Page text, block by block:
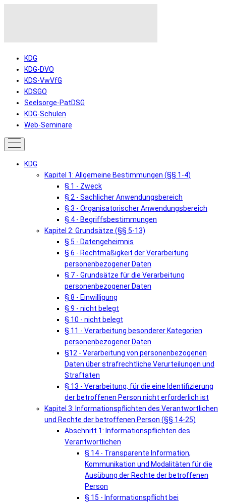
KDG
KDG-DVO
KDS-VwVfG
KDSGO
Seelsorge-PatDSG
KDG-Schulen
Web-Seminare
KDG
Kapitel 1: Allgemeine Bestimmungen (§§ 1-4)
§ 1 - Zweck
§ 2 - Sachlicher Anwendungsbereich
§ 3 - Organisatorischer Anwendungsbereich
§ 4 - Begriffsbestimmungen
Kapitel 2: Grundsätze (§§ 5-13)
§ 5 - Datengeheimnis
§ 6 - Rechtmäßigkeit der Verarbeitung
personenbezogener Daten
§ 7 - Grundsätze für die Verarbeitung
personenbezogener Daten
§ 8 - Einwilligung
§ 9 - nicht belegt
§ 10 - nicht belegt
§ 11 - Verarbeitung besonderer Kategorien
personenbezogener Daten
§12 - Verarbeitung von personenbezogenen
Daten über strafrechtliche Verurteilungen und
Straftaten
§ 13 - Verarbeitung, für die eine Identifizierung
der betroffenen Person nicht erforderlich ist
Kapitel 3: Informationspflichten des Verantwortlichen
und Rechte der betroffenen Person (§§ 14-25)
Abschnitt 1: Informationspflichten des
Verantwortlichen
§ 14 - Transparente Information,
Kommunikation und Modalitäten für die
Ausübung der Rechte der betroffenen
Person
§ 15 - Informationspflicht bei